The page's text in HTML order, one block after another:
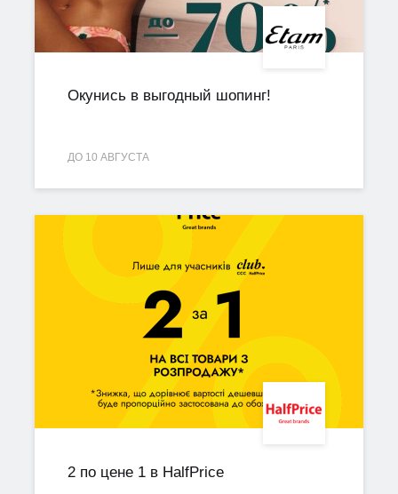
Окунись в выгодный шопинг!
ДО 10 АВГУСТА
2 по цене 1 в HalfPrice